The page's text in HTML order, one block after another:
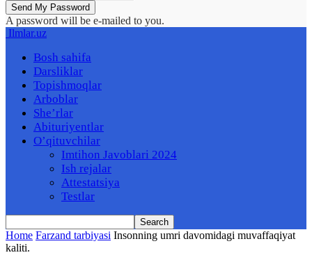
A password will be e-mailed to you.
Ilmlar.uz
Bosh sahifa
Darsliklar
Topishmoqlar
Arboblar
She’rlar
Abituriyentlar
O’qituvchilar
Imtihon Javoblari 2024
Ish rejalar
Attestatsiya
Testlar
Home Farzand tarbiyasi Insonning umri davomidagi muvaffaqiyat
kaliti.